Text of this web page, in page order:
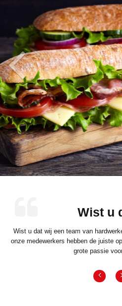
Wist u
Wist u dat wij een team van
onze medewerkers hebben de juiste
grote passie